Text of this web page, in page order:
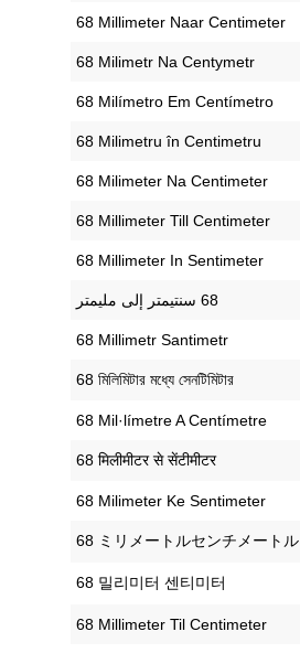
‎68 Millimeter Naar Centimeter
‎68 Milimetr Na Centymetr
‎68 Milímetro Em Centímetro
‎68 Milimetru în Centimetru
‎68 Milimeter Na Centimeter
‎68 Millimeter Till Centimeter
‎68 Millimeter In Sentimeter
‎68 Millimetr Santimetr
‎68 মিলিমিটার মধ্যে সেনটিমিটার
‎68 Mil·límetre A Centímetre
‎68 मिलीमीटर से सेंटीमीटर
‎68 Milimeter Ke Sentimeter
‎68 ミリメートルセンチメートル
‎68 밀리미터 센티미터
‎68 Millimeter Til Centimeter